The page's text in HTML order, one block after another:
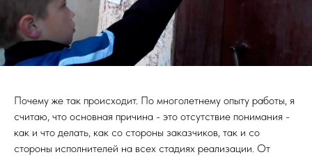
Почему же так происходит. По многолетнему опыту работы, я
считаю, что основная причина - это отсутствие понимания -
как и что делать, как со стороны заказчиков, так и со
стороны исполнителей на всех стадиях реализации. От